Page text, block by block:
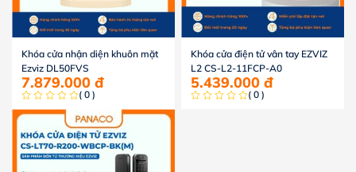
Khóa cửa nhận diện khuôn mặt
Ezviz DL50FVS
7.879.000 đ
( 0 )
Khóa cửa điện tử vân tay EZVIZ
L2 CS-L2-11FCP-A0
5.439.000 đ
( 0 )